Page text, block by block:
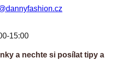
15:00
a nechte si posílat tipy a